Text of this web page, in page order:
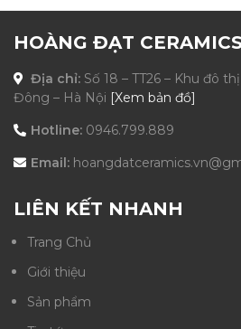
HOÀNG ĐẠT CERAMICS
Địa chỉ: Số 18 – TT26 – Khu đô
Đông – Hà Nội [Xem bản đồ]
Hotline: 0946.799.889
Email:
LIÊN KẾT NHANH
Trang Chủ
Giới thiệu
Sản phẩm